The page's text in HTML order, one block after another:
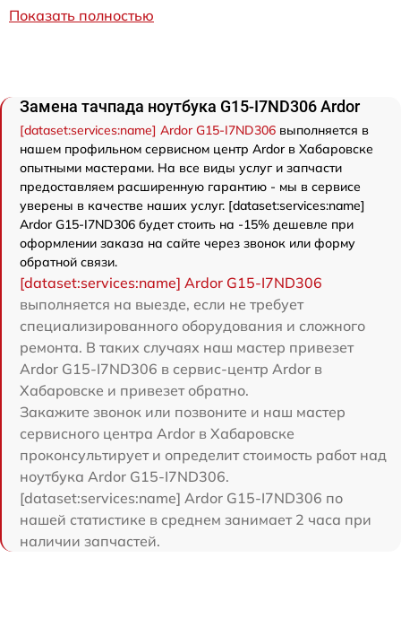
Показать полностью
Замена тачпада ноутбука G15-I7ND306 Ardor
[dataset:services:name] Ardor G15-I7ND306 выполняется в
нашем профильном сервисном центр Ardor в Хабаровске
опытными мастерами. На все виды услуг и запчасти
предоставляем расширенную гарантию - мы в сервисе
уверены в качестве наших услуг. [dataset:services:name]
Ardor G15-I7ND306 будет стоить на -15% дешевле при
оформлении заказа на сайте через звонок или форму
обратной связи.
[dataset:services:name] Ardor G15-I7ND306
выполняется на выезде, если не требует
специализированного оборудования и сложного
ремонта. В таких случаях наш мастер привезет
Ardor G15-I7ND306 в сервис-центр Ardor в
Хабаровске и привезет обратно.
Закажите звонок или позвоните и наш мастер
сервисного центра Ardor в Хабаровске
проконсультирует и определит стоимость работ над
ноутбука Ardor G15-I7ND306.
[dataset:services:name] Ardor G15-I7ND306 по
нашей статистике в среднем занимает 2 часа при
наличии запчастей.